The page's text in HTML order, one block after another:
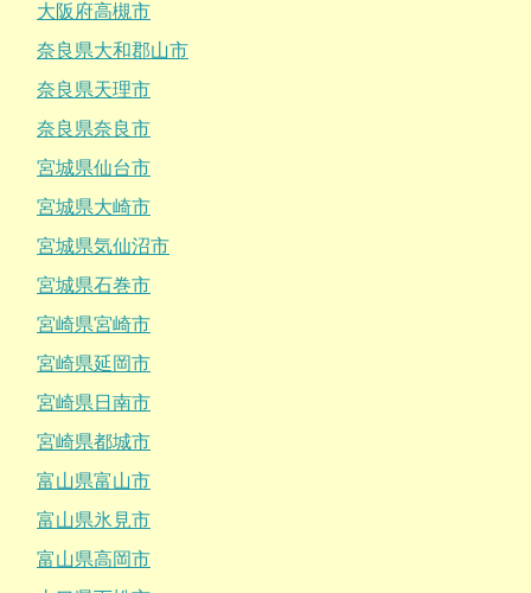
大阪府高槻市
奈良県大和郡山市
奈良県天理市
奈良県奈良市
宮城県仙台市
宮城県大崎市
宮城県気仙沼市
宮城県石巻市
宮崎県宮崎市
宮崎県延岡市
宮崎県日南市
宮崎県都城市
富山県富山市
富山県氷見市
富山県高岡市